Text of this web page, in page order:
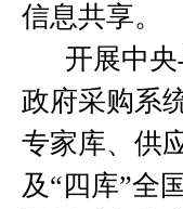
信息共享。
开展中
政府采购系
专家库、 供
及“四库”全